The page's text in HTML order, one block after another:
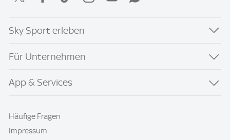
Sky Sport erleben
Für Unternehmen
App & Services
Häufige Fragen
Impressum